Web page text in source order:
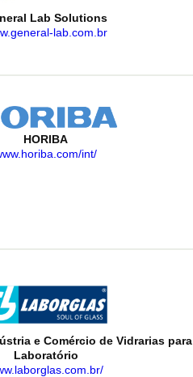
Lab Solutions
lab.com.br
HORIBA
int/
e Comércio de Vidrarias para
Laboratório